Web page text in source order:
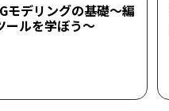
モデリングの基礎～編
ールを学ぼう～